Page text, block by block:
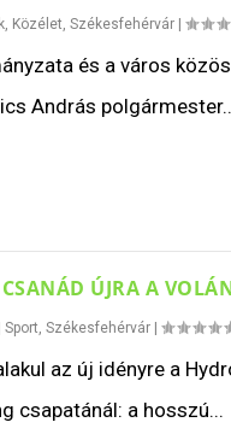
, Közélet, Székesfehérvár|
és a város
András
ÚJRA A
Sport, Székesfehérvár|
az új idényre a
csapatánál: a hosszú...